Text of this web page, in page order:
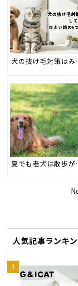
犬の抜け毛対策は
夏でも老犬は
人気記事ランキ